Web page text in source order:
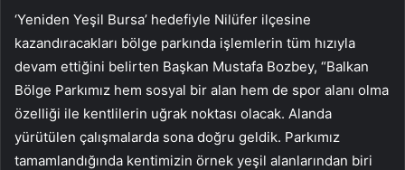
‘Yeniden Yeşil Bursa’ hedefiyle Nilüfer ilçesine
kazandıracakları bölge parkında işlemlerin tüm hızıyla
devam ettiğini belirten Başkan Mustafa Bozbey, “Balkan
Bölge Parkımız hem sosyal bir alan hem de spor alanı olma
özelliği ile kentlilerin uğrak noktası olacak. Alanda
yürütülen çalışmalarda sona doğru geldik. Parkımız
tamamlandığında kentimizin örnek yeşil alanlarından biri